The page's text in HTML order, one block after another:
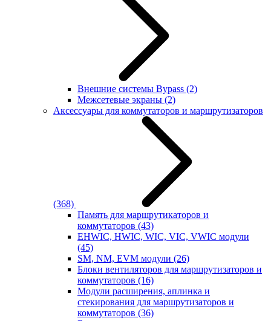
Внешние системы Bypass (2)
Межсетевые экраны (2)
Аксессуары для коммутаторов и маршрутизаторов
(368)
Память для маршрутикаторов и
коммутаторов (43)
EHWIC, HWIC, WIC, VIC, VWIC модули
(45)
SM, NM, EVM модули (26)
Блоки вентиляторов для маршрутизаторов и
коммутаторов (16)
Модули расширения, аплинка и
стекирования для маршрутизаторов и
коммутаторов (36)